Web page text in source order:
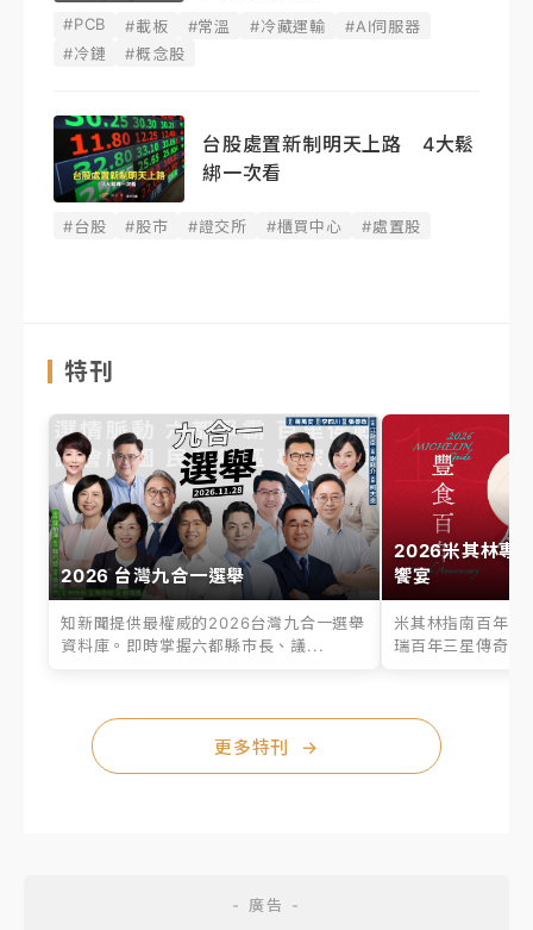
#PCB #載板 #常溫 #冷藏運輸
#AI伺服器
#冷鏈
#概念股
台股處置新制明天上路 4大鬆
綁一次看
#台股 #股市 #證交所 #櫃買中心 #處置股
特刊
2026 台灣九合一選舉
知新聞提供最權威的2026台灣九合一選舉
資料庫。即時掌握六都縣市長、議...
2026米其林專
饗宴
米其林指南百年之
瑞百年三星傳奇、
更多特刊 →